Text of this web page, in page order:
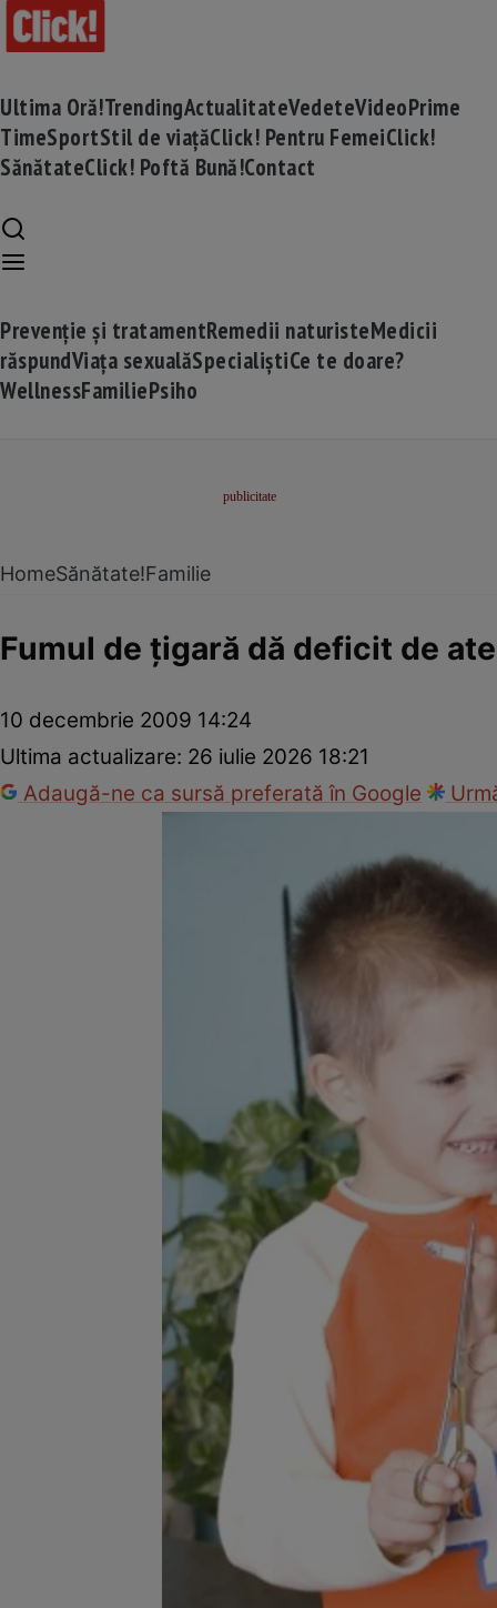
Ultima Oră!TrendingActualitateVedeteVideoPrime
TimeSportStil de viațăClick! Pentru FemeiClick!
SănătateClick! Poftă Bună!Contact
Prevenție și tratamentRemedii naturisteMedicii
răspundViața sexualăSpecialiștiCe te doare?
WellnessFamiliePsiho
HomeSănătate!Familie
Fumul de ţigară dă deficit de
10 decembrie 2009 14:24
Ultima actualizare: 26 iulie 2026 18:21
Adaugă-ne ca sursă preferată în Google